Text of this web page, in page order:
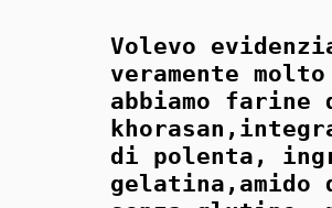
Volevo
veramente
abbiamo
di polenta,